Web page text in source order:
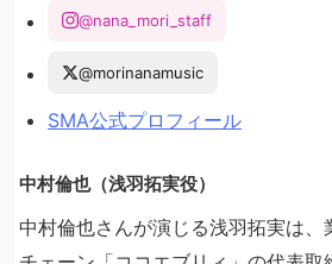
@nana_mori_staff
@morinanamusic
SMA公式プロフィール
中村倫也（浅羽拓実役）
中村倫也さんが演じる浅羽拓実は、